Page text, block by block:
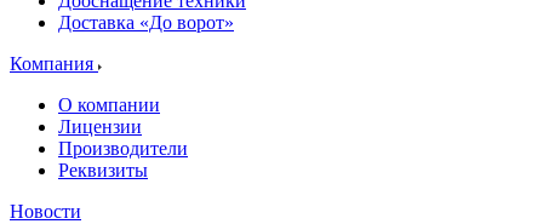
Доставка «До ворот»
Компания
О компании
Лицензии
Производители
Реквизиты
Новости